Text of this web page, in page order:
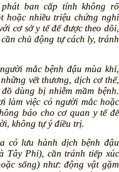
ban cấp tính không rõ
hoặc nhiều triệu chứng nghi
cơ sở y tế để được theo dõi,
chủ động tự cách ly, tránh
mắc bệnh đậu mùa khỉ,
vết thương, dịch cơ thể,
dùng bị nhiễm mầm bệnh.
làm việc có người mắc hoặc
báo cho cơ quan y tế để
không tự ý điều trị.
có lưu hành dịch bệnh đậu
Tây Phi), cần tránh tiếp xúc
sống) như: động vật gặm